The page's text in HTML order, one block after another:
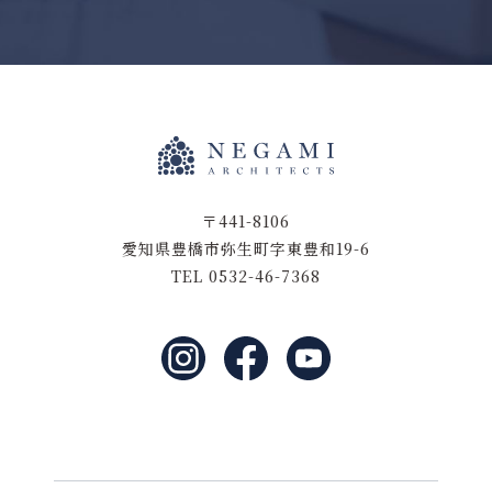
〒441-8106
愛知県豊橋市弥生町字東豊和19-6
TEL 0532-46-7368